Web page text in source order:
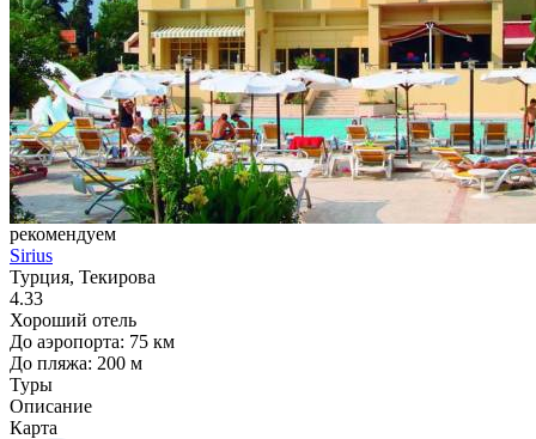
рекомендуем
Sirius
Турция, Текирова
4.33
Хороший отель
До аэропорта: 75 км
До пляжа: 200 м
Туры
Описание
Карта